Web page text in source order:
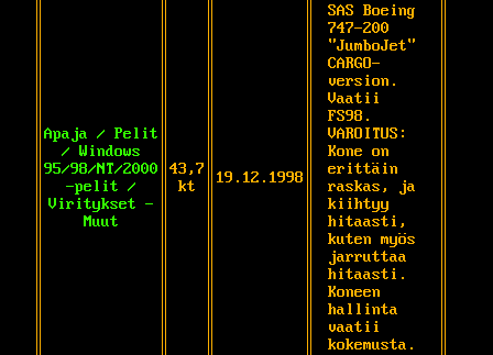
Apaja / Pelit
/ Windows
95/98/NT/2000
-pelit /
Viritykset -
Muut
43,7
kt
19.12.1998
SAS Boeing
747-200
"JumboJet"
CARGO-
version.
Vaatii
FS98.
VAROITUS:
Kone on
erittäin
raskas, ja
kiihtyy
hitaasti,
kuten myös
jarruttaa
hitaasti.
Koneen
hallinta
vaatii
kokemusta.